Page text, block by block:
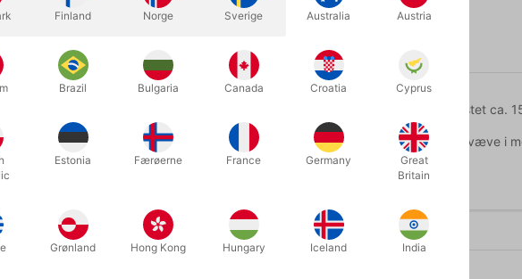
med 50 hjerteballoner i bedste kvalitet fra Semperex. Ballonerne måler oppustet ca.
små hjerteballoner er ikke velegnet til at fylde med helium, hvor de kun vil svæve i
i stedet købe de
større hjerteballoner.
Relaterede produkter
Finland Norge Sverige Australia Austria
Brazil Bulgaria Canada Croatia Cyprus
Estonia Færøerne France Germany
Great
Britain
Grønland Hong Kong Hungary Iceland India